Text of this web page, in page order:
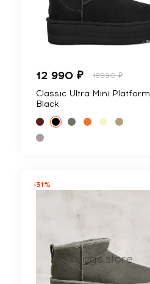
12 990 ₽ 18590 ₽
Classic Ultra Mini Platform
Black
-31%